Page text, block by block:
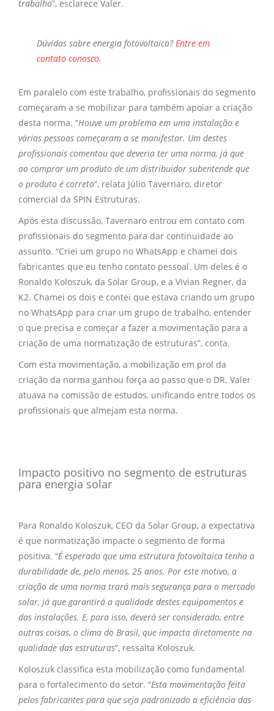
trabalho”, esclarece Valer.
Dúvidas sobre energia fotovoltaica? Entre em
contato conosco.
Em paralelo com este trabalho, profissionais do segmento
começaram a se mobilizar para também apoiar a criação
desta norma. “Houve um problema em uma instalação e
várias pessoas começaram a se manifestar. Um destes
profissionais comentou que deveria ter uma norma, já que
ao comprar um produto de um distribuidor subentende que
o produto é correto”, relata Júlio Tavernaro, diretor
comercial da SPIN Estruturas.
Após esta discussão, Tavernaro entrou em contato com
profissionais do segmento para dar continuidade ao
assunto. “Criei um grupo no WhatsApp e chamei dois
fabricantes que eu tenho contato pessoal. Um deles é o
Ronaldo Koloszuk, da Solar Group, e a Vivian Regner, da
K2. Chamei os dois e contei que estava criando um grupo
no WhatsApp para criar um grupo de trabalho, entender
o que precisa e começar a fazer a movimentação para a
criação de uma normatização de estruturas”, conta.
Com esta movimentação, a mobilização em prol da
criação da norma ganhou força ao passo que o DR. Valer
atuava na comissão de estudos, unificando entre todos os
profissionais que almejam esta norma.
Impacto positivo no segmento de estruturas
para energia solar
Para Ronaldo Koloszuk, CEO da Solar Group, a expectativa
é que normatização impacte o segmento de forma
positiva. “É esperado que uma estrutura fotovoltaica tenha a
durabilidade de, pelo menos, 25 anos. Por este motivo, a
criação de uma norma trará mais segurança para o mercado
solar, já que garantirá a qualidade destes equipamentos e
das instalações. E, para isso, deverá ser considerado, entre
outras coisas, o clima do Brasil, que impacta diretamente na
qualidade das estruturas”, ressalta Koloszuk.
Koloszuk classifica esta mobilização como fundamental
para o fortalecimento do setor. “Esta movimentação feita
pelos fabricantes para que seja padronizado a eficiência das